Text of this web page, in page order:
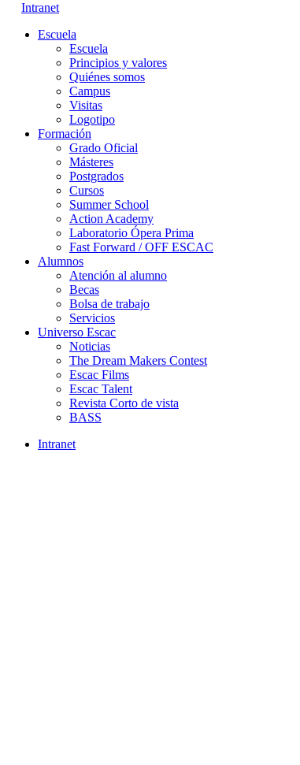
Intranet
Escuela
Escuela
Principios y valores
Quiénes somos
Campus
Visitas
Logotipo
Formación
Grado Oficial
Másteres
Postgrados
Cursos
Summer School
Action Academy
Laboratorio Ópera Prima
Fast Forward / OFF ESCAC
Alumnos
Atención al alumno
Becas
Bolsa de trabajo
Servicios
Universo Escac
Noticias
The Dream Makers Contest
Escac Films
Escac Talent
Revista Corto de vista
BASS
Intranet